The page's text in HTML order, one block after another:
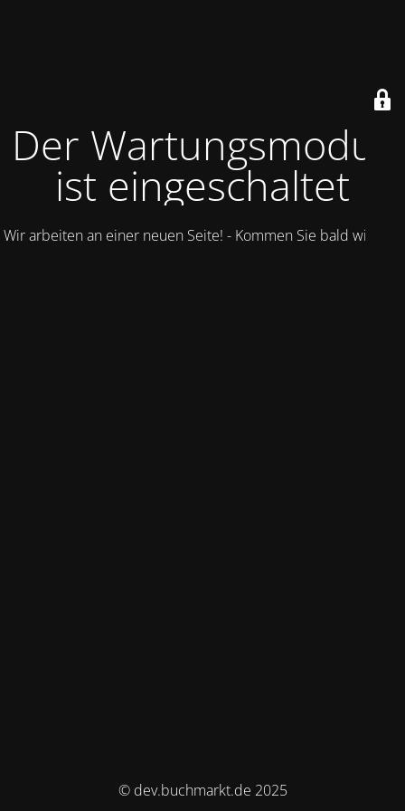
Der Wartungsmodus
ist eingeschaltet
Wir arbeiten an einer neuen Seite! - Kommen Sie bald wieder.
© dev.buchmarkt.de 2025